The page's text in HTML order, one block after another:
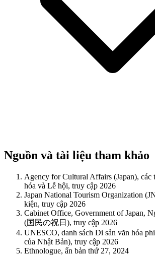
Nguồn và tài liệu tham khảo
Agency for Cultural Affairs (Japan), các
hóa và Lễ hội, truy cập 2026
Japan National Tourism Organization
kiện, truy cập 2026
Cabinet Office, Government of Japan,
(国民の祝日), truy cập 2026
UNESCO, danh sách Di sản văn hóa
của Nhật Bản), truy cập 2026
Ethnologue, ấn bản thứ 27, 2024